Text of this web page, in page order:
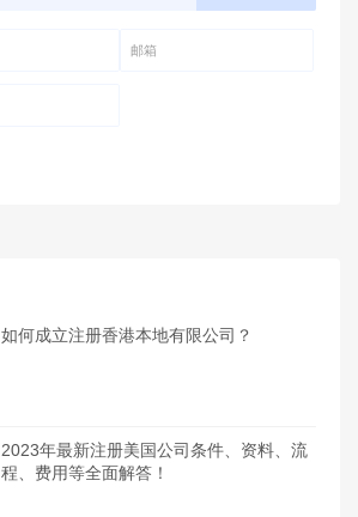
如何成立注册香港本地有限公司？
2023年最新注册美国公司条件、资料、流
程、费用等全面解答！